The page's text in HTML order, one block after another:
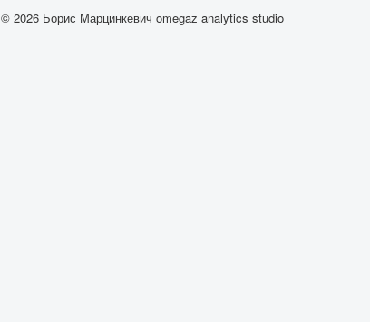
© 2026 Борис Марцинкевич omegaz analytics studio